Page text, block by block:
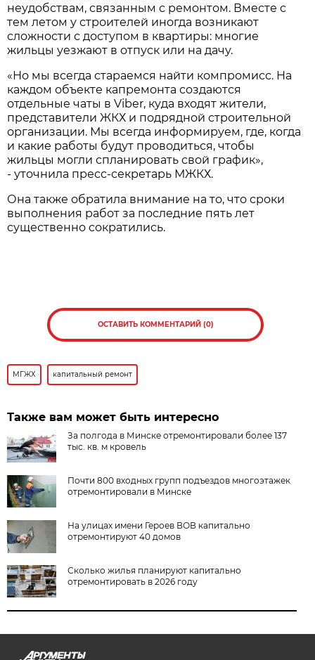
неудобствам, связанным с ремонтом. Вместе с
тем летом у строителей иногда возникают
сложности с доступом в квартиры: многие
жильцы уезжают в отпуск или на дачу.
«Но мы всегда стараемся найти компромисс. На
каждом объекте капремонта создаются
отдельные чаты в Viber, куда входят жители,
представители ЖКХ и подрядной строительной
организации. Мы всегда информируем, где, когда
и какие работы будут проводиться, чтобы
жильцы могли спланировать свой график»,
- уточнила пресс-секретарь МЖКХ.
Она также обратила внимание на то, что сроки
выполнения работ за последние пять лет
существенно сократились.
ОСТАВИТЬ КОММЕНТАРИЙ (0)
МГЖХ капитальный ремонт
Также вам может быть интересно
За полгода в Минске отремонтировали более 137
тыс. кв. м кровель
Почти 800 входных групп подъездов многоэтажек
отремонтировали в Минске
На улицах имени Героев ВОВ капитально
отремонтируют 40 домов
Сколько жилья планируют капитально
отремонтировать в 2026 году